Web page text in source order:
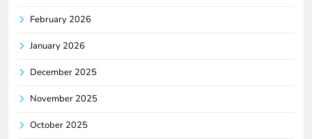
February 2026
January 2026
December 2025
November 2025
October 2025